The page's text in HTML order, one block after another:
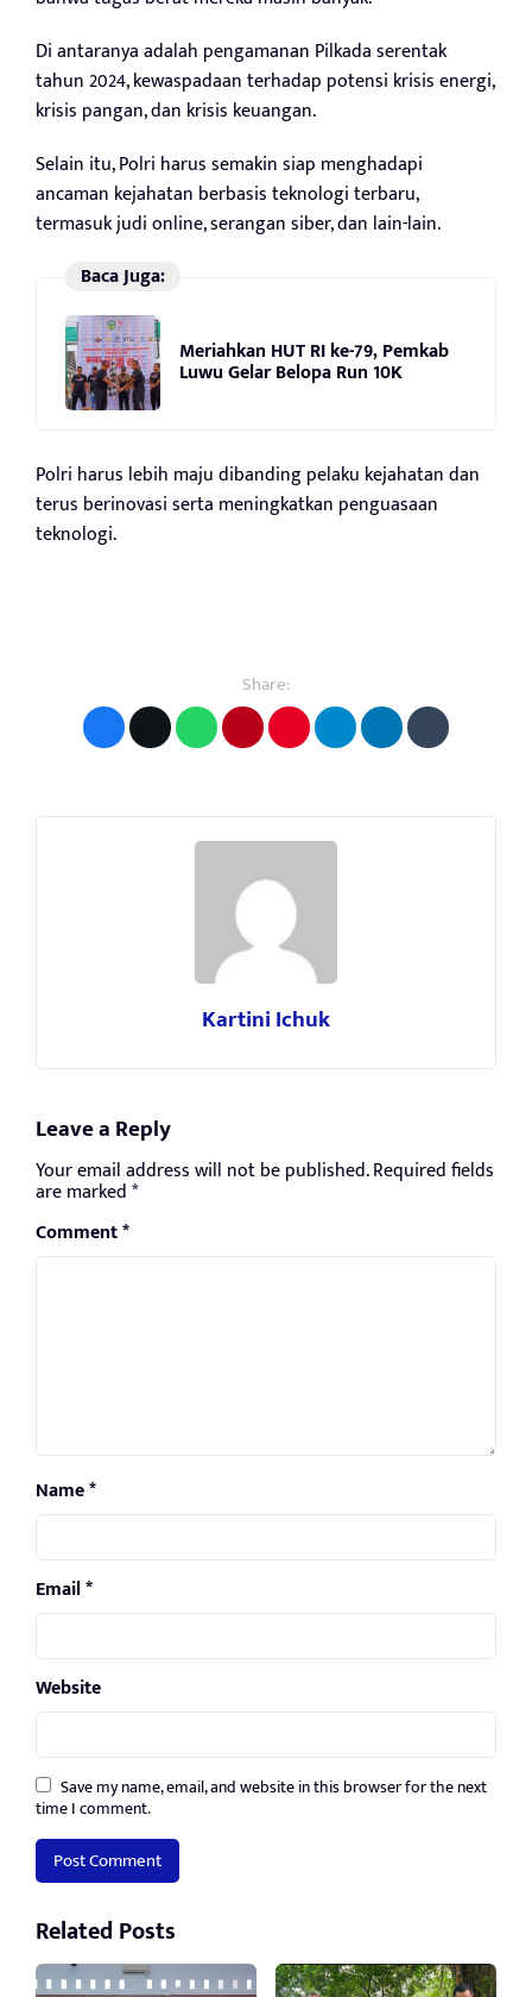
Di antaranya adalah pengamanan Pilkada serentak
tahun 2024, kewaspadaan terhadap potensi krisis energi,
krisis pangan, dan krisis keuangan.
Selain itu, Polri harus semakin siap menghadapi
ancaman kejahatan berbasis teknologi terbaru,
termasuk judi online, serangan siber, dan lain-lain.
Baca Juga:
Meriahkan HUT RI ke-79, Pemkab
Luwu Gelar Belopa Run 10K
Polri harus lebih maju dibanding pelaku kejahatan dan
terus berinovasi serta meningkatkan penguasaan
teknologi.
Share:
Kartini Ichuk
Leave a Reply
Your email address will not be published.Required fields
are marked*
Comment*
Name*
Email*
Website
Save my name, email, and website in this browser for the next
time I comment.
Related Posts